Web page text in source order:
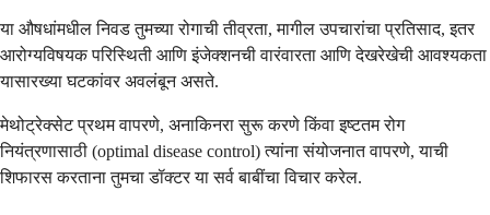
या औषधांमधील निवड तुमच्या रोगाची तीव्रता, मागील उपचारांचा प्रतिसाद, इतर
आरोग्यविषयक परिस्थिती आणि इंजेक्शनची वारंवारता आणि देखरेखेची आवश्यकता
यासारख्या घटकांवर अवलंबून असते.
मेथोट्रेक्सेट प्रथम वापरणे, अनाकिनरा सुरू करणे किंवा इष्टतम रोग
नियंत्रणासाठी (optimal disease control) त्यांना संयोजनात वापरणे, याची
शिफारस करताना तुमचा डॉक्टर या सर्व बाबींचा विचार करेल.